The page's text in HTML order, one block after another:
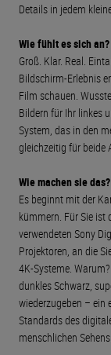
Details in jedem
Wie fühlt es sich an?
Groß. Klar. Real.
Bildschirm-Erlebnis
Film schauen.
Bildern für Ihr linkes
System, das in den
gleichzeitig für beide
Wie machen sie das?
Es beginnt mit der
kümmern. Für Sie ist
verwendeten Sony
Projektoren, an die
4K-Systeme.
dunkles Schwarz,
wiederzugeben – ein
Standards des
menschlichen Sehens.